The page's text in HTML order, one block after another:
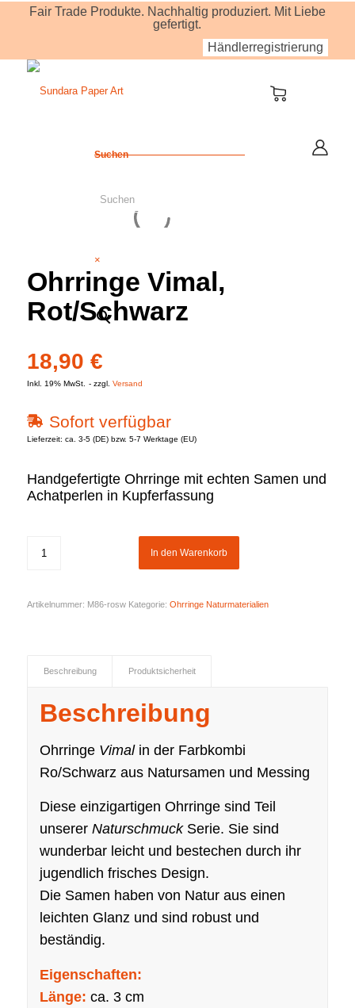
Fair Trade Produkte. Nachhaltig produziert. Mit Liebe
gefertigt.
Händlerregistrierung
Suchen
×
Ohrringe Vimal,
Rot/Schwarz
18,90 €
Inkl. 19% MwSt. zzgl. Versand
Sofort verfügbar
Lieferzeit: ca. 3-5 (DE) bzw. 5-7 Werktage (EU)
Handgefertigte Ohrringe mit echten Samen und
Achatperlen in Kupferfassung
In den Warenkorb
Artikelnummer: M86-rosw Kategorie: Ohrringe Naturmaterialien
Beschreibung Produktsicherheit
Beschreibung
Ohrringe Vimalin der Farbkombi
Ro/Schwarz aus Natursamen und Messing
Diese einzigartigen Ohrringe sind Teil
unserer NaturschmuckSerie. Sie sind
wunderbar leicht und bestechen durch ihr
jugendlich frisches Design.
Die Samen haben von Natur aus einen
leichten Glanz und sind robust und
beständig.
Eigenschaften:
Länge: ca. 3 cm